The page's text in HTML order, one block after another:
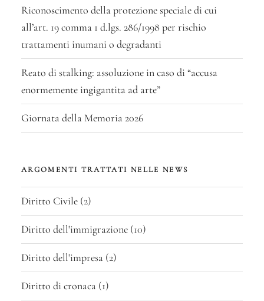
Riconoscimento della protezione speciale di cui
all’art. 19 comma 1 d.lgs. 286/1998 per rischio
trattamenti inumani o degradanti
Reato di stalking: assoluzione in caso di “accusa
enormemente ingigantita ad arte”
Giornata della Memoria 2026
ARGOMENTI TRATTATI NELLE NEWS
Diritto Civile (2)
Diritto dell'immigrazione (10)
Diritto dell'impresa (2)
Diritto di cronaca (1)